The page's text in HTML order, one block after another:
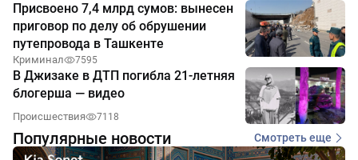
Присвоено 7,4 млрд сумов: вынесен
приговор по делу об обрушении
путепровода в Ташкенте
Криминал 7595
В Джизаке в ДТП погибла 21-летняя
блогерша — видео
Происшествия 7118
Популярные новости Смотреть еще